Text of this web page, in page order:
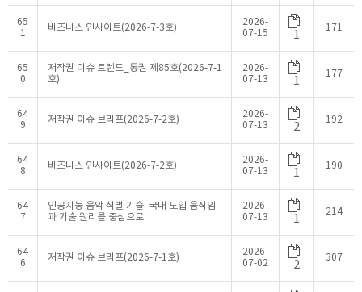
65
1
비즈니스 인사이트(2026-7-3호)
2026-
07-15
1
171
65
0
저작권 이슈 트렌드_통권 제85호(2026-7-1
호)
2026-
07-13
1
177
64
9
저작권 이슈 브리프(2026-7-2호)
2026-
07-13
2
192
64
8
비즈니스 인사이트(2026-7-2호)
2026-
07-13
1
190
64
7
인공지능 음악 식별 기술: 국내 도입 움직임
과 기술 원리를 중심으로
2026-
07-13
1
214
64
6
저작권 이슈 브리프(2026-7-1호)
2026-
07-02
2
307